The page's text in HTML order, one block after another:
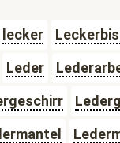
lecker
Leder